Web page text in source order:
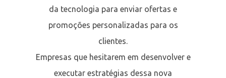
da tecnologia para enviar ofertas e
promoções personalizadas para os
clientes.
Empresas que hesitarem em desenvolver e
executar estratégias dessa nova